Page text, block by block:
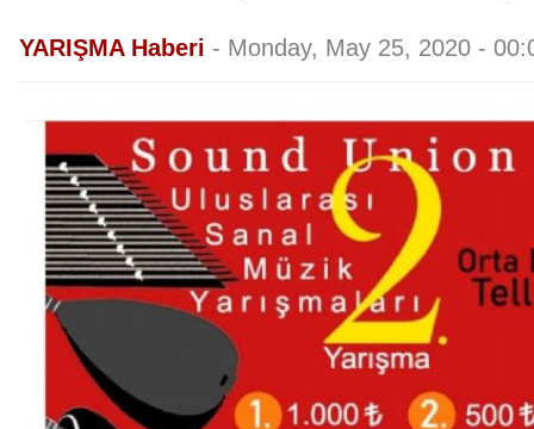
YARIŞMA Haberi - Monday, May 25, 2020 -